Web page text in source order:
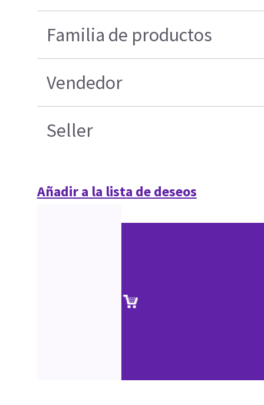
Familia de productos
Vendedor
Seller
Añadir a la lista de deseos